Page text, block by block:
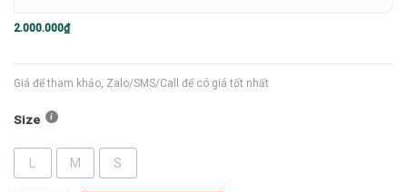
2.000.000₫
Giá để tham khảo, Zalo/SMS/Call để có giá tốt nhất
Size
L M S